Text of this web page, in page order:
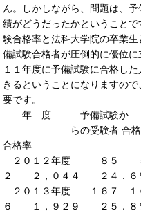
ん。しかしながら、問題は、
績がどうだったかということ
験合格率と法科大学院の卒業
備試験合格者が圧倒的に優位
１１年度に予備試験に合格し
きるということになりますの
要です。
年 度 予備試
らの受験者 合格者
合格率
２０１２年度 ８５
２ ２，０４４ ２４．６
２０１３年度 １６７
６ １，９２９ ２５．８